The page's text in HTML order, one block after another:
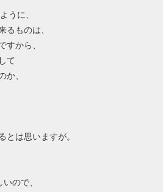
うに、
るものは、
すから、
て
か、
とは思いますが。
ので、